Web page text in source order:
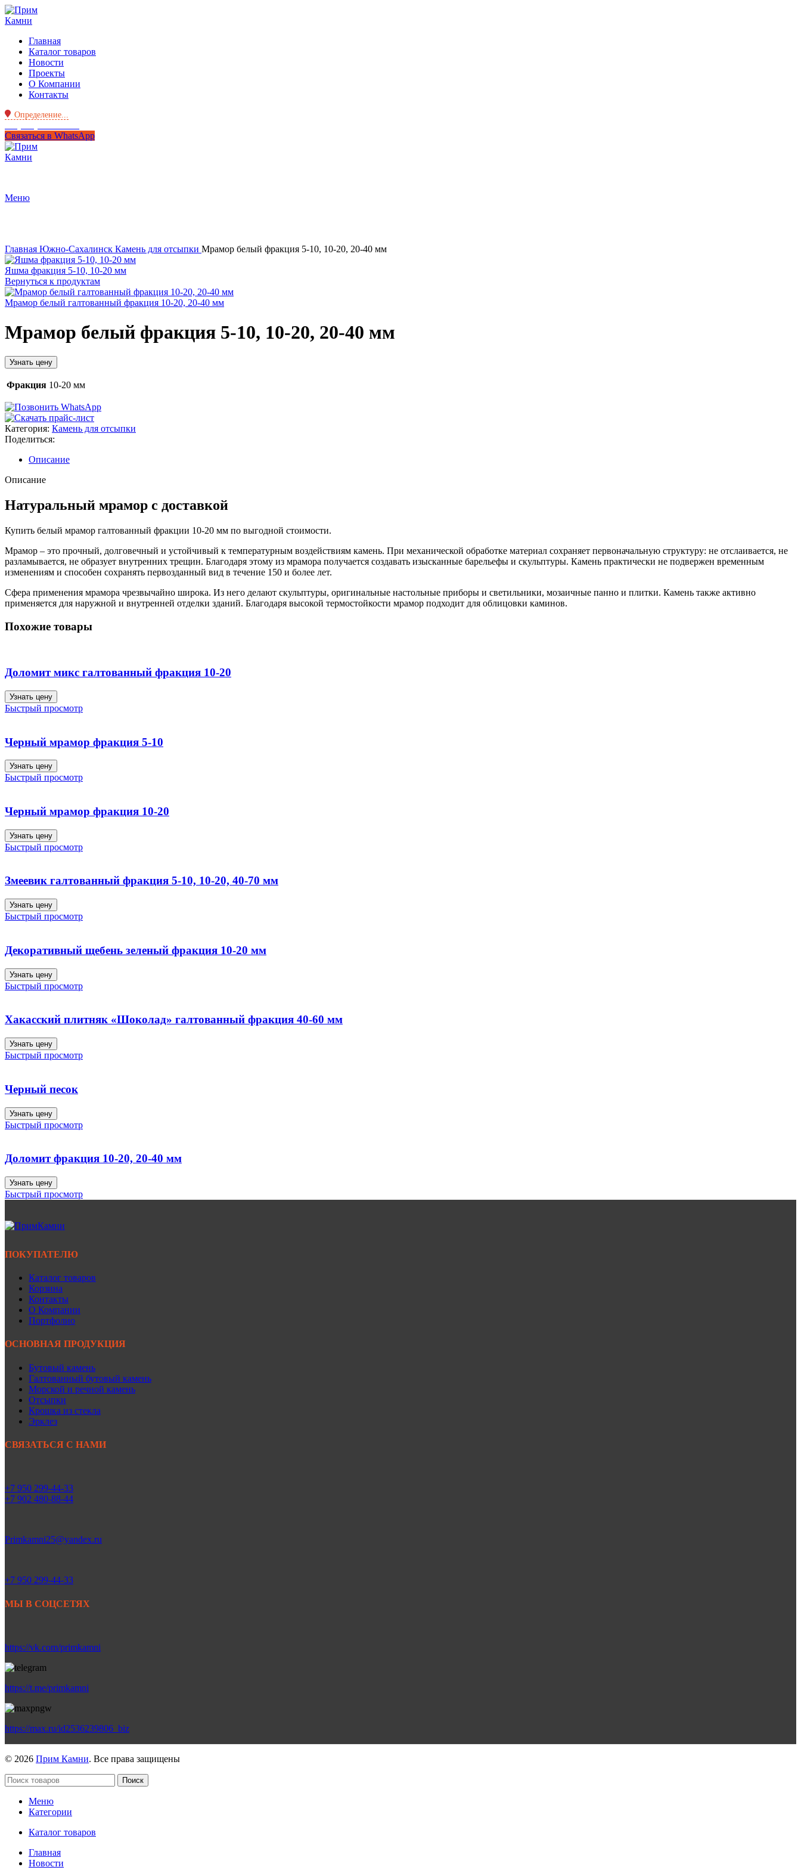
Главная
Каталог товаров
Новости
Проекты
О Компании
Контакты
Определение...
Связаться в WhatsApp
Меню
Главная Южно-Сахалинск Камень для отсыпки Мрамор белый фракция 5-10, 10-20, 20-40 мм
Яшма фракция 5-10, 10-20 мм
Вернуться к продуктам
Мрамор белый галтованный фракция 10-20, 20-40 мм
Мрамор белый фракция 5-10, 10-20, 20-40 мм
Узнать цену
Фракция 10-20 мм
Категория: Камень для отсыпки
Поделиться:
Описание
Описание
Натуральный мрамор с доставкой
Купить белый мрамор галтованный фракции 10-20 мм по выгодной стоимости.
Мрамор – это прочный, долговечный и устойчивый к температурным воздействиям камень. При механической обработке материал сохраняет первоначальную структуру: не отслаивается, не
разламывается, не образует внутренних трещин. Благодаря этому из мрамора получается создавать изысканные барельефы и скульптуры. Камень практически не подвержен временным
изменениям и способен сохранять первозданный вид в течение 150 и более лет.
Сфера применения мрамора чрезвычайно широка. Из него делают скульптуры, оригинальные настольные приборы и светильники, мозаичные панно и плитки. Камень также активно
применяется для наружной и внутренней отделки зданий. Благодаря высокой термостойкости мрамор подходит для облицовки каминов.
Похожие товары
Доломит микс галтованный фракция 10-20
Узнать цену
Быстрый просмотр
Черный мрамор фракция 5-10
Узнать цену
Быстрый просмотр
Черный мрамор фракция 10-20
Узнать цену
Быстрый просмотр
Змеевик галтованный фракция 5-10, 10-20, 40-70 мм
Узнать цену
Быстрый просмотр
Декоративный щебень зеленый фракция 10-20 мм
Узнать цену
Быстрый просмотр
Хакасский плитняк «Шоколад» галтованный фракция 40-60 мм
Узнать цену
Быстрый просмотр
Черный песок
Узнать цену
Быстрый просмотр
Доломит фракция 10-20, 20-40 мм
Узнать цену
Быстрый просмотр
ПОКУПАТЕЛЮ
Каталог товаров
Корзина
Контакты
О Компании
Портфолио
ОСНОВНАЯ ПРОДУКЦИЯ
Бутовый камень
Галтованный бутовый камень
Морской и речной камень
Отсыпки
Крошка из стекла
Эрклез
СВЯЗАТЬСЯ С НАМИ
+7 950 299-44-33
+7 902 480-88-44
Primkamni25@yandex.ru
+7 950 299-44-33
МЫ В СОЦСЕТЯХ
https://vk.com/primkamni
https://t.me/primkamni
https://max.ru/id2536239806_biz
© 2026 Прим Камни. Все права защищены
Поиск
Меню
Категории
Каталог товаров
Главная
Новости